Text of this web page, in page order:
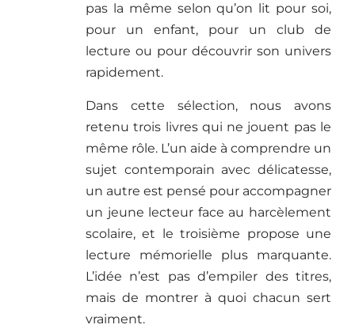
pas la même selon qu’on lit pour soi,
pour un enfant, pour un club de
lecture ou pour découvrir son univers
rapidement.
Dans cette sélection, nous avons
retenu trois livres qui ne jouent pas le
même rôle. L’un aide à comprendre un
sujet contemporain avec délicatesse,
un autre est pensé pour accompagner
un jeune lecteur face au harcèlement
scolaire, et le troisième propose une
lecture mémorielle plus marquante.
L’idée n’est pas d’empiler des titres,
mais de montrer à quoi chacun sert
vraiment.